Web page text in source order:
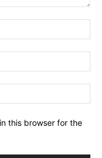
this browser for the